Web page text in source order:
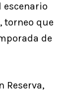
escenario
torneo que
de
Reserva,